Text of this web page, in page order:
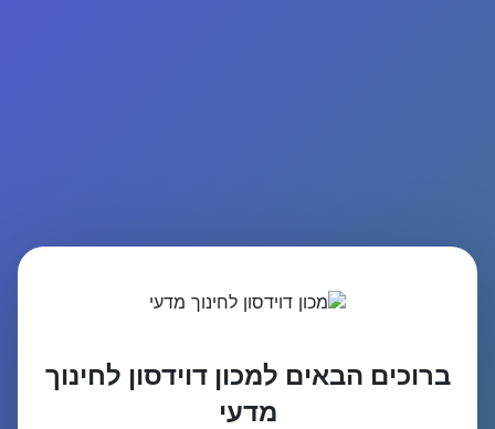
ברוכים הבאים למכון דוידסון לחינוך
מדעי